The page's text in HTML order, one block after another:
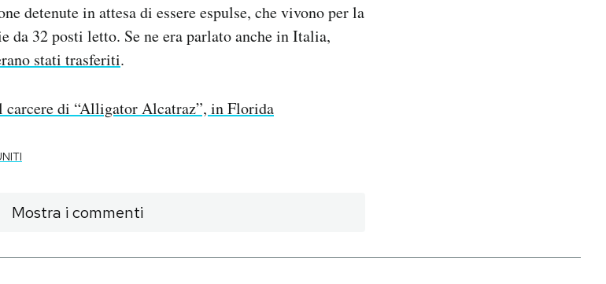
detenute in attesa di essere espulse, che vivono per la
da 32 posti letto. Se ne era parlato anche in Italia,
stati trasferiti.
carcere di “Alligator Alcatraz”, in Florida
Mostra i commenti